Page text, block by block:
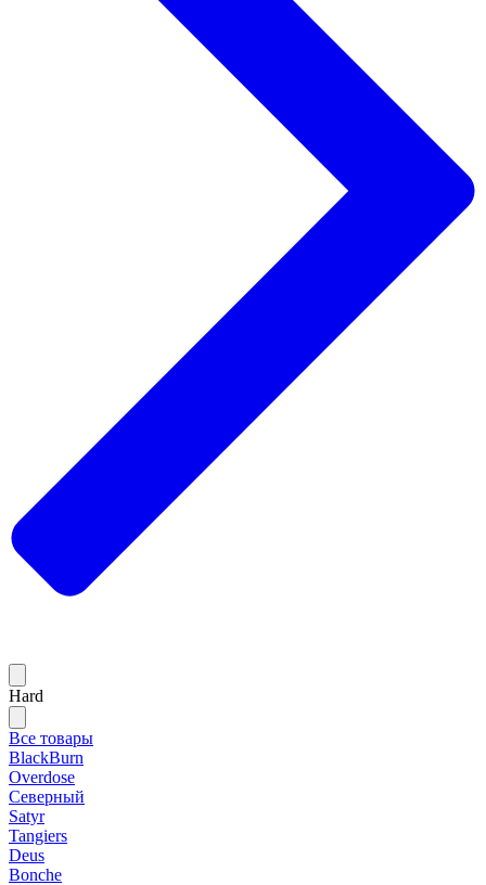
Hard
Все товары
BlackBurn
Overdose
Северный
Satyr
Tangiers
Deus
Bonche